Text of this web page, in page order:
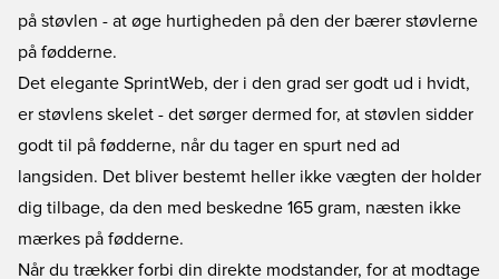
på støvlen - at øge hurtigheden på den der bærer støvlerne
på fødderne.
Det elegante SprintWeb, der i den grad ser godt ud i hvidt,
er støvlens skelet - det sørger dermed for, at støvlen sidder
godt til på fødderne, når du tager en spurt ned ad
langsiden. Det bliver bestemt heller ikke vægten der holder
dig tilbage, da den med beskedne 165 gram, næsten ikke
mærkes på fødderne.
Når du trækker forbi din direkte modstander, for at modtage